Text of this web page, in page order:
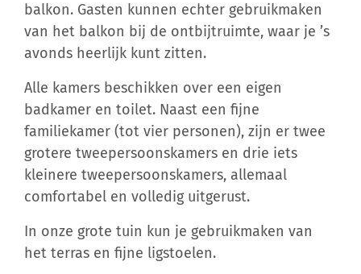
balkon. Gasten kunnen echter gebruikmaken
van het balkon bij de ontbijtruimte, waar je ’s
avonds heerlijk kunt zitten.
Alle kamers beschikken over een eigen
badkamer en toilet. Naast een fijne
familiekamer (tot vier personen), zijn er twee
grotere tweepersoonskamers en drie iets
kleinere tweepersoonskamers, allemaal
comfortabel en volledig uitgerust.
In onze grote tuin kun je gebruikmaken van
het terras en fijne ligstoelen.